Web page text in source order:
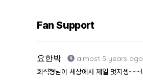
Fan Support
요한박 almost 5 years ago
희석형님이 세상에서 제일 멋지셍~~~!